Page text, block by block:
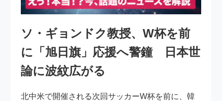
ソ・ギョンドク教授、W杯を前
に「旭日旗」応援へ警鐘 日本世
論に波紋広がる
北中米で開催される次回サッカーW杯を前に、韓